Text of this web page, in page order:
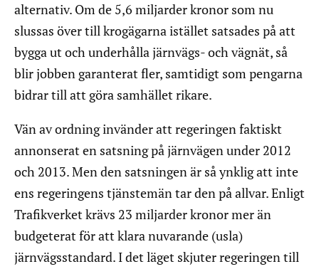
alternativ. Om de 5,6 miljarder kronor som nu
slussas över till krogägarna istället satsades på att
bygga ut och underhålla järnvägs- och vägnät, så
blir jobben garanterat fler, samtidigt som pengarna
bidrar till att göra samhället rikare.
Vän av ordning invänder att regeringen faktiskt
annonserat en satsning på järnvägen under 2012
och 2013. Men den satsningen är så ynklig att inte
ens regeringens tjänstemän tar den på allvar. Enligt
Trafikverket krävs 23 miljarder kronor mer än
budgeterat för att klara nuvarande (usla)
järnvägsstandard. I det läget skjuter regeringen till